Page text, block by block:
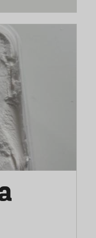
vått gräs och